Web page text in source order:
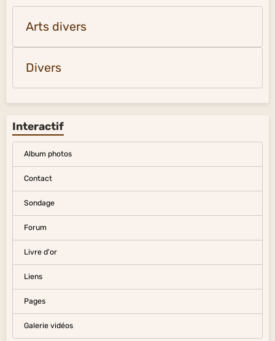
Arts divers
Divers
Interactif
Album photos
Contact
Sondage
Forum
Livre d'or
Liens
Pages
Galerie vidéos